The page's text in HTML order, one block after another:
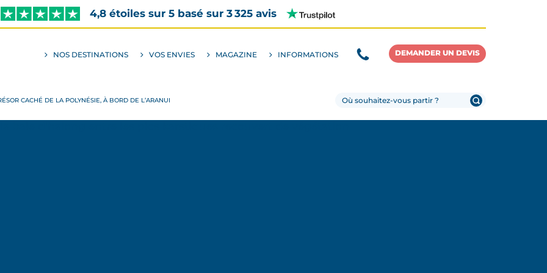
4,8 étoiles sur 5 basé sur 3 325 avis
NOS DESTINATIONS
ALLER
VOS ENVIES MAGAZINE INFORMATIONS DEMANDER UN DEVIS
CACHÉ DE LA POLYNÉSIE, À BORD DE L’ARANUI